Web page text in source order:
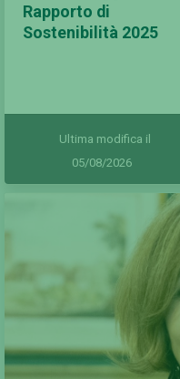
Rapporto di
Sostenibilità 2025
Ultima modifica il
05/08/2026